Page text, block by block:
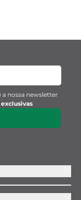
a nossa newsletter